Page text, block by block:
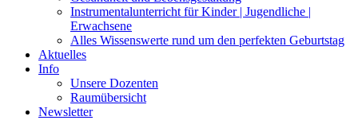
Instrumentalunterricht für Kinder | Jugendliche |
Erwachsene
Alles Wissenswerte rund um den perfekten Geburtstag
Aktuelles
Info
Unsere Dozenten
Raumübersicht
Newsletter